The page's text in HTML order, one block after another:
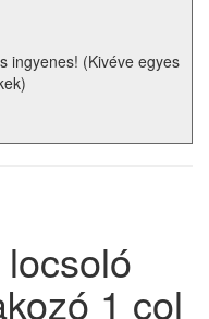
ingyenes! (Kivéve egyes
1 col